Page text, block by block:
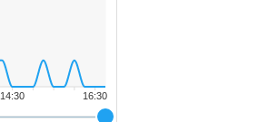
16:30
14:30